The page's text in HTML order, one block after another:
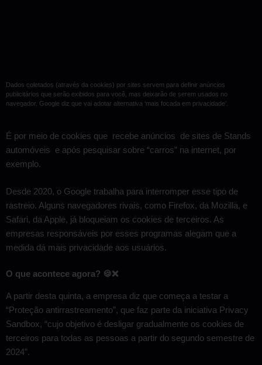
Dados coletados (através da cookies) por sites servem para definir anúncios
publicitários que serão exibidos para você, mas deixarão de serem usados no
navegador. Google diz que vai adotar alternativa ‘mais focada em privacidade’.
É por meio de cookies que recebe anúncios de sites de Stands
automóveis e após pesquisar sobre “carros” na internet, por
exemplo.
Desde 2020, o Google trabalha para interromper esse tipo de
rastreio. Alguns navegadores rivais, como Firefox, da Mozilla, e
Safari, da Apple, já bloqueiam os cookies de terceiros. As
empresas responsáveis por esses programas alegam que a
medida dá mais privacidade aos usuários.
O que acontece agora? 🍪❌
A partir desta quinta, a empresa diz que começa a testar a
“Proteção antirrastreamento”, que faz parte da iniciativa Privacy
Sandbox, “cujo objetivo é desligar gradualmente os cookies de
terceiros para todas as pessoas a partir do segundo semestre de
2024”.